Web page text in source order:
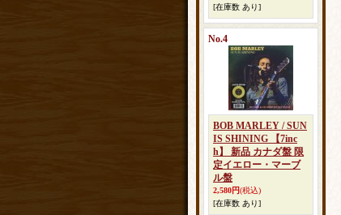
[在庫数 あり]
No.4
BOB MARLEY / SUN
IS SHINING 【7inc
h】 新品 カナダ盤 限
定イエロー・マーブ
ル盤
2,580円(税込)
[在庫数 あり]